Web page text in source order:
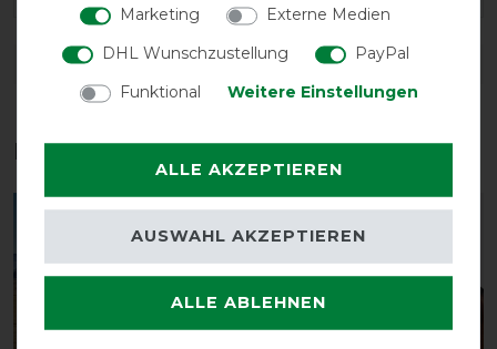
DETAILS ZUR PRODUKTSICHERHEIT
Das perfekte Zubehör für dich
Marketing
Externe Medien
DHL Wunschzustellung
PayPal
Funktional
Weitere Einstellungen
ALLE AKZEPTIEREN
ALLE ABLEHNEN
AUSWAHL AKZEPTIEREN